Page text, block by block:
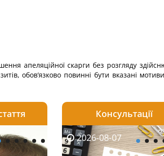
апеляційної скарги без розгляду
обов’язково повинні бути вказані
2026-08-06
2026-08-04
Консультації
2026-08-07
2026-07-30